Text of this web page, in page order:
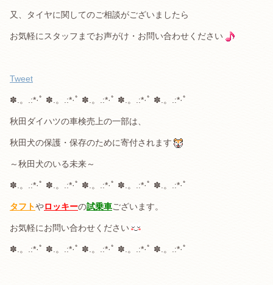
又、タイヤに関してのご相談がございましたら
お気軽にスタッフまでお声がけ・お問い合わせください
Tweet
✽.。.:*·ﾟ ✽.。.:*·ﾟ ✽.。.:*·ﾟ ✽.。.:*·ﾟ ✽.。.:*·ﾟ
秋田ダイハツの車検売上の一部は、
秋田犬の保護・保存のために寄付されます
～秋田犬のいる未来～
✽.。.:*·ﾟ ✽.。.:*·ﾟ ✽.。.:*·ﾟ ✽.。.:*·ﾟ ✽.。.:*·ﾟ
タフトやロッキーの試乗車ございます。
お気軽にお問い合わせください
✽.。.:*·ﾟ ✽.。.:*·ﾟ ✽.。.:*·ﾟ ✽.。.:*·ﾟ ✽.。.:*·ﾟ